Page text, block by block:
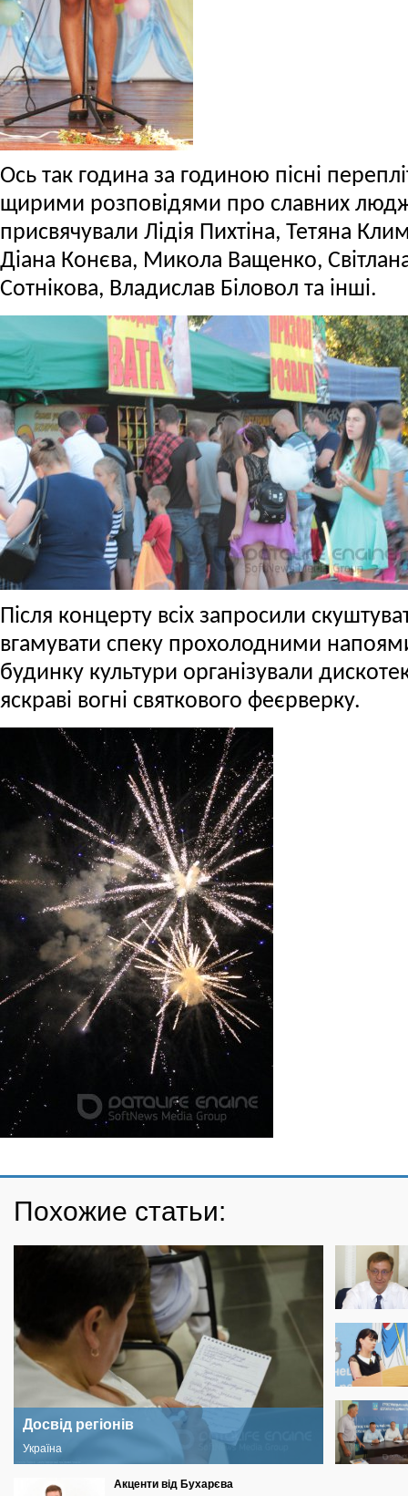
Ось так година за годиною пісні
щирими розповідями про славних
присвячували Лідія Пихтіна, Тетяна
Діана Конєва, Микола Ващенко,
Сотнікова, Владислав Біловол та інші.
Після концерту всіх запросили
вгамувати спеку прохолодними
будинку культури організували
яскраві вогні святкового феєрверку.
Похожие статьи:
Досвід регіонів
Україна
Акценти від Бухарєва